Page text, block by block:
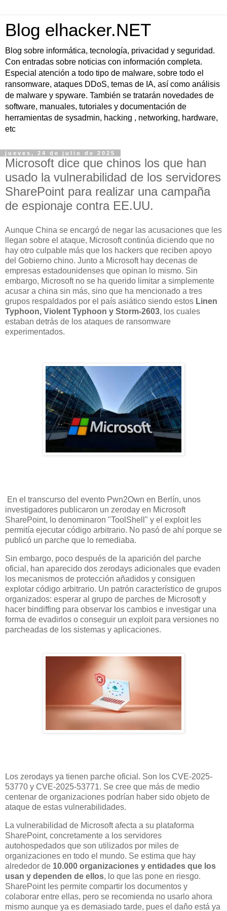
Blog elhacker.NET
Blog sobre informática, tecnología, privacidad y seguridad.
Con entradas sobre noticias con información completa.
Especial atención a todo tipo de malware, sobre todo el
ransomware, ataques DDoS, temas de IA, así como análisis
de malware y spyware. También se tratarán novedades de
software, manuales, tutoriales y documentación de
herramientas de sysadmin, hacking , networking, hardware,
etc
jueves, 24 de julio de 2025
Microsoft dice que chinos los que han
usado la vulnerabilidad de los servidores
SharePoint para realizar una campaña
de espionaje contra EE.UU.
Aunque China se encargó de negar las acusaciones que les
llegan sobre el ataque, Microsoft continúa diciendo que no
hay otro culpable más que los hackers que reciben apoyo
del Gobierno chino. Junto a Microsoft hay decenas de
empresas estadounidenses que opinan lo mismo. Sin
embargo, Microsoft no se ha querido limitar a simplemente
acusar a china sin más, sino que ha mencionado a tres
grupos respaldados por el país asiático siendo estos Linen
Typhoon, Violent Typhoon y Storm-2603, los cuales
estaban detrás de los ataques de ransomware
experimentados.
En el transcurso del evento Pwn2Own en Berlín, unos
investigadores publicaron un zeroday en Microsoft
SharePoint, lo denominaron "ToolShell" y el exploit les
permitía ejecutar código arbitrario. No pasó de ahí porque se
publicó un parche que lo remediaba.
Sin embargo, poco después de la aparición del parche
oficial, han aparecido dos zerodays adicionales que evaden
los mecanismos de protección añadidos y consiguen
explotar código arbitrario. Un patrón característico de grupos
organizados: esperar al grupo de parches de Microsoft y
hacer bindiffing para observar los cambios e investigar una
forma de evadirlos o conseguir un exploit para versiones no
parcheadas de los sistemas y aplicaciones.
Los zerodays ya tienen parche oficial. Son los CVE-2025-
53770 y CVE-2025-53771. Se cree que más de medio
centenar de organizaciones podrían haber sido objeto de
ataque de estas vulnerabilidades.
La vulnerabilidad de Microsoft afecta a su plataforma
SharePoint, concretamente a los servidores
autohospedados que son utilizados por miles de
organizaciones en todo el mundo. Se estima que hay
alrededor de 10.000 organizaciones y entidades que los
usan y dependen de ellos, lo que las pone en riesgo.
SharePoint les permite compartir los documentos y
colaborar entre ellas, pero se recomienda no usarlo ahora
mismo aunque ya es demasiado tarde, pues el daño está ya